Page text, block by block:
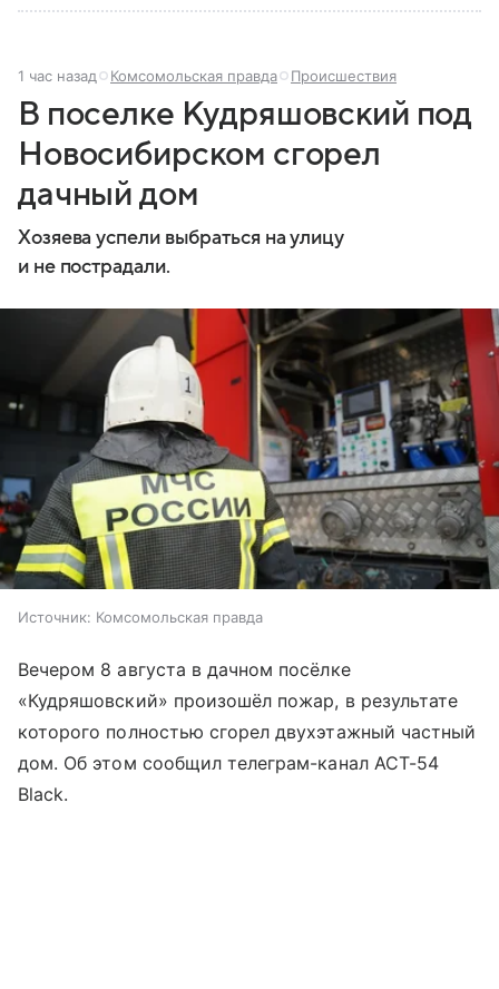
1 час назад Комсомольская правда Происшествия
В поселке Кудряшовский под
Новосибирском сгорел
дачный дом
Хозяева успели выбраться на улицу
и не пострадали.
Источник: Комсомольская правда
Вечером 8 августа в дачном посёлке
«Кудряшовский» произошёл пожар, в результате
которого полностью сгорел двухэтажный частный
дом. Об этом сообщил телеграм-канал АСТ-54
Black.